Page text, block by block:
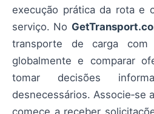
execução prática da rota e
serviço. No
transporte de carga com
globalmente e comparar
tomar decisões
desnecessários. Associe‑se